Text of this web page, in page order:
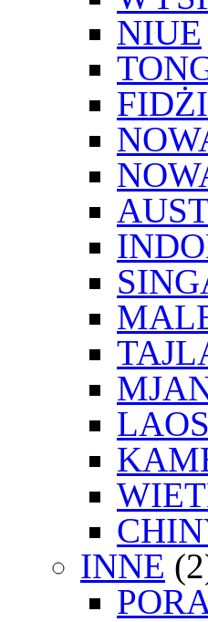
NIUE
FIDŻI
LAOS
INNE